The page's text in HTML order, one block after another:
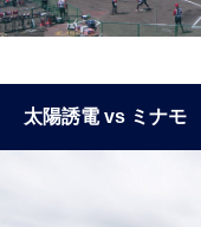
太陽誘電 vs ミナ